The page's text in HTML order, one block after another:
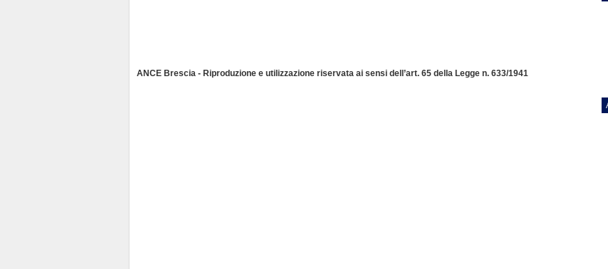
ANCE Brescia - Riproduzione e utilizzazione riservata ai sensi dell’art. 65 della Legge n. 633/1941